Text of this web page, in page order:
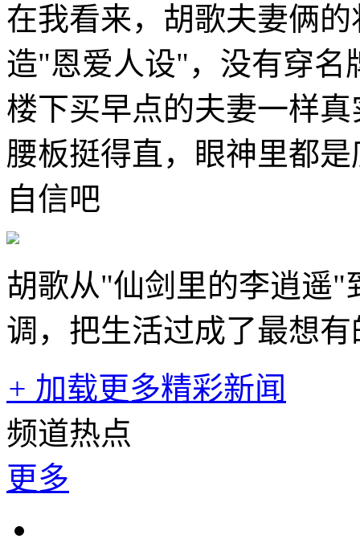
在我看来，胡歌夫妻俩
造"恩爱人设"，没有穿名
楼下买早点的夫妻一样
腰板挺得直，眼神里都
自信吧
胡歌从"仙剑里的李逍遥"
调，把生活过成了最想
+ 加载更多精彩新闻
频道热点
更多